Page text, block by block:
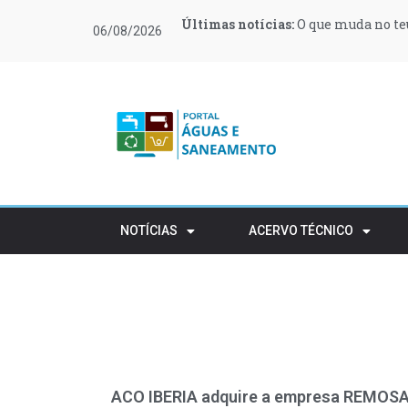
06/08/2026 Últimas notícias:O que muda no
Últimas notícias:Moeve e
Últimas notícias:Novas regras
Últimas notícias:Retalho e
Últimas notícias:Procura de
Últimas notícias:Várias zonas de
NOTÍCIAS ACERVO TÉCNICO
ACO IBERIA adquire a empresa